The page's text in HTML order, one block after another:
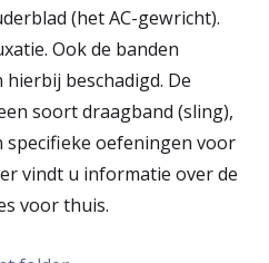
(het AC-gewricht).
Ook de banden
beschadigd. De
soort draagband (sling),
oefeningen voor
vindt u informatie over de
voor thuis.